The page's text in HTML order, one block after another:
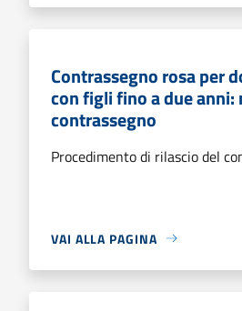
Contrassegno rosa per
con figli fino a due anni:
contrassegno
Procedimento di rilascio del
VAI ALLA PAGINA